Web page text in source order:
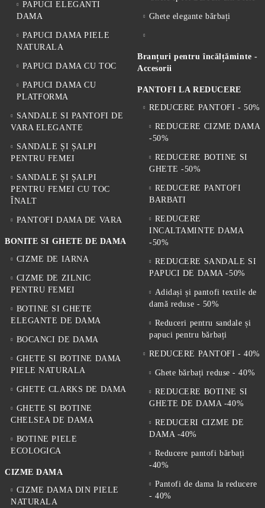
PAPUCI ELEGANTI
DAMA
PAPUCI DAMA PIELE
NATURALA
PAPUCI DAMA CU TOC
PAPUCI DAMA CU
PLATFORMA
SANDALE SI PANTOFI DE
VARA ELEGANTE
SANDALE ȘI ȘALPI
PENTRU FEMEI
SANDALE ȘI ȘALPI
PENTRU FEMEI CU TOC
ÎNALT
PANTOFI DAMA DE VARA
BONITE SI GHETE DE DAMA
CIZME DE IARNA
CIZME DE ZILNIC
PENTRU FEMEI
BOTINE SI GHETE
ELEGANTE DE DAMA
BOCANCI DE DAMA
GHETE SI BOTINE DAMA
PIELE NATURALA
GHETE CLARKS DE DAMA
GHETE SI BOTINE
CHELSEA DE DAMA
BOTINE PIELE
ECOLOGICA
CIZME DAMA
CIZME DAMA DIN PIELE
NATURALA
Ghete elegante bărbați
Branțuri pentru încălțăminte -
Accesorii
PANTOFI LA REDUCERE
REDUCERE PANTOFI - 50%
REDUCERE CIZME DAMA
-50%
REDUCERE BOTINE SI
GHETE -50%
REDUCERE PANTOFI
BARBATI
REDUCERE
INCALTAMINTE DAMA
-50%
REDUCERE SANDALE SI
PAPUCI DE DAMA -50%
Adidași și pantofi textile de
damă reduse - 50%
Reduceri pentru sandale și
papuci pentru bărbați
REDUCERE PANTOFI - 40%
Ghete bărbați reduse - 40%
REDUCERE BOTINE SI
GHETE DE DAMA -40%
REDUCERI CIZME DE
DAMA -40%
Reducere pantofi bărbați
-40%
Pantofi de dama la reducere
- 40%